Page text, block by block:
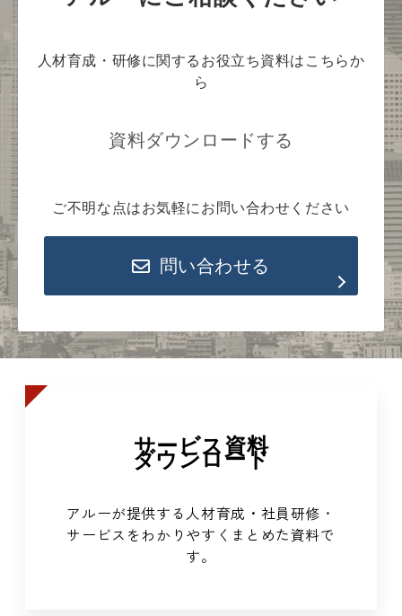
人材育成・研修に関するお役立ち資料はこちらか
ら
資料ダウンロードする
ご不明な点はお気軽にお問い合わせください
問い合わせる
サービス資料
ダウンロード
アルーが提供する人材育成・社員研修 ・
サービスをわかりやすくまとめた資料で
す。